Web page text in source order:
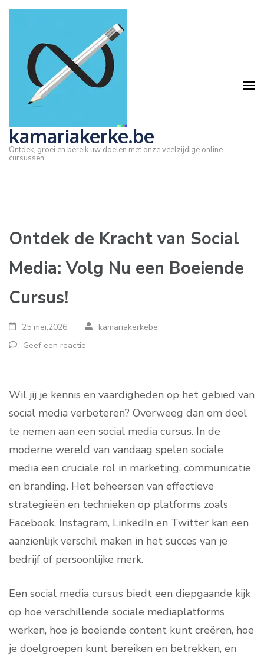
Ga
Enter)
kamariakerke.be
Ontdek, groei en bereik uw doelen met onze veelzijdige online
cursussen.
Ontdek de Kracht van Social
Media: Volg Nu een Boeiende
Cursus!
25 mei,2026
kamariakerkebe
Geef een reactie
Wil jij je kennis en vaardigheden op het gebied van
social media verbeteren? Overweeg dan om deel
te nemen aan een social media cursus. In de
moderne wereld van vandaag spelen sociale
media een cruciale rol in marketing, communicatie
en branding. Het beheersen van effectieve
strategieën en technieken op platforms zoals
Facebook, Instagram, LinkedIn en Twitter kan een
aanzienlijk verschil maken in het succes van je
bedrijf of persoonlijke merk.
Een social media cursus biedt een diepgaande kijk
op hoe verschillende sociale mediaplatforms
werken, hoe je boeiende content kunt creëren, hoe
je doelgroepen kunt bereiken en betrekken, en